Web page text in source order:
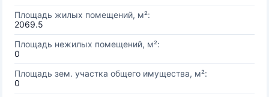
Площадь жилых помещений, м²:
2069.5
Площадь нежилых помещений, м²:
0
Площадь зем. участка общего имущества, м²:
0